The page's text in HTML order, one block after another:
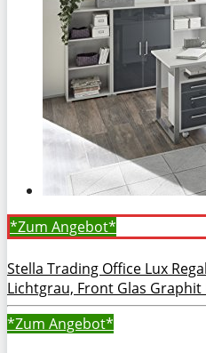
*Zum Angebot*
Stella Trading Office Lux
Lichtgrau, Front Glas Graphit
*Zum Angebot*